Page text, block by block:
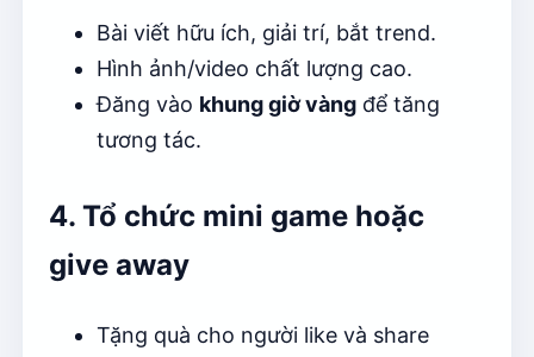
Bài viết hữu ích, giải trí, bắt trend.
Hình ảnh/video chất lượng cao.
Đăng vào khung giờ vàng để tăng
tương tác.
4. Tổ chức mini game hoặc
give away
Tặng quà cho người like và share